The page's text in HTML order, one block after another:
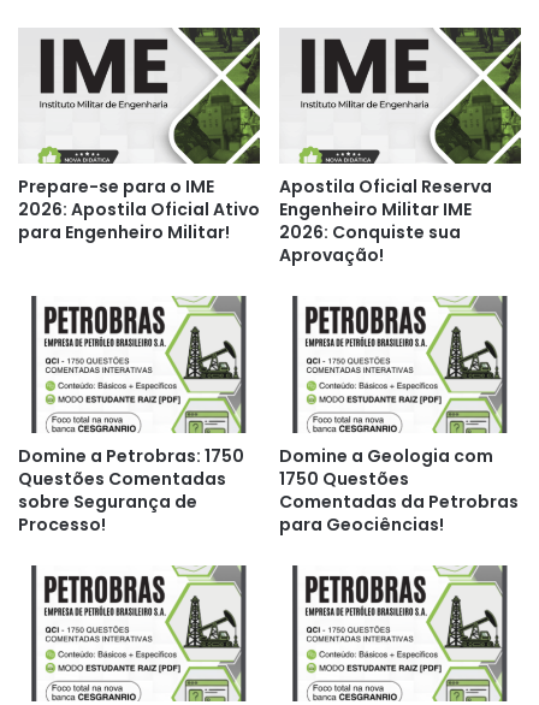
Prepare-se para o IME
2026: Apostila Oficial Ativo
para Engenheiro Militar!
Apostila Oficial Reserva
Engenheiro Militar IME
2026: Conquiste sua
Aprovação!
Domine a Petrobras: 1750
Questões Comentadas
sobre Segurança de
Processo!
Domine a Geologia com
1750 Questões
Comentadas da Petrobras
para Geociências!